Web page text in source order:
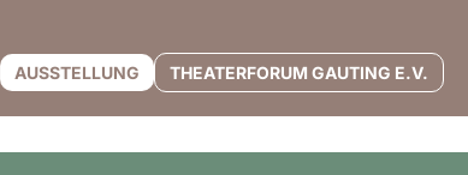
AUSSTELLUNG THEATERFORUM GAUTING E.V.